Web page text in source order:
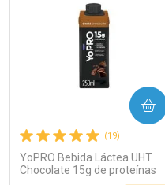
(19)
YoPRO Bebida Láctea UHT
Chocolate 15g de proteínas
COMPRAR